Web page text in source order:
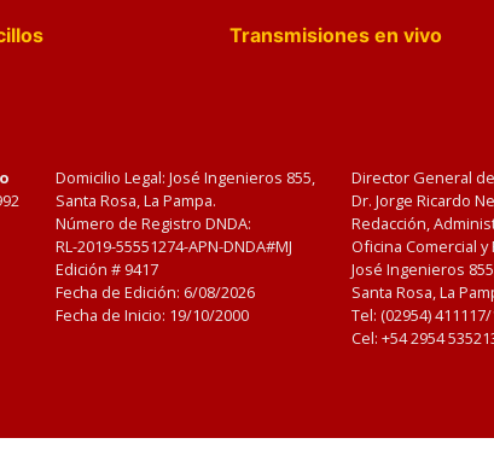
Transmisiones en vivo
Domicilio Legal: José Ingenieros 855,
Santa Rosa, La Pampa.
Número de Registro DNDA:
RL-2019-55551274-APN-DNDA#MJ
Edición # 9417
Fecha de Edición: 6/08/2026
Fecha de Inicio: 19/10/2000
Director General
Dr. Jorge Ricardo
Redacción,
Oficina Comercial
José Ingenieros
Santa Rosa, La
Tel: (02954)
Cel: +54 2954